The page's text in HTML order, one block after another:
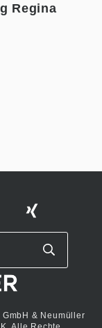
Regina
& Neumüller